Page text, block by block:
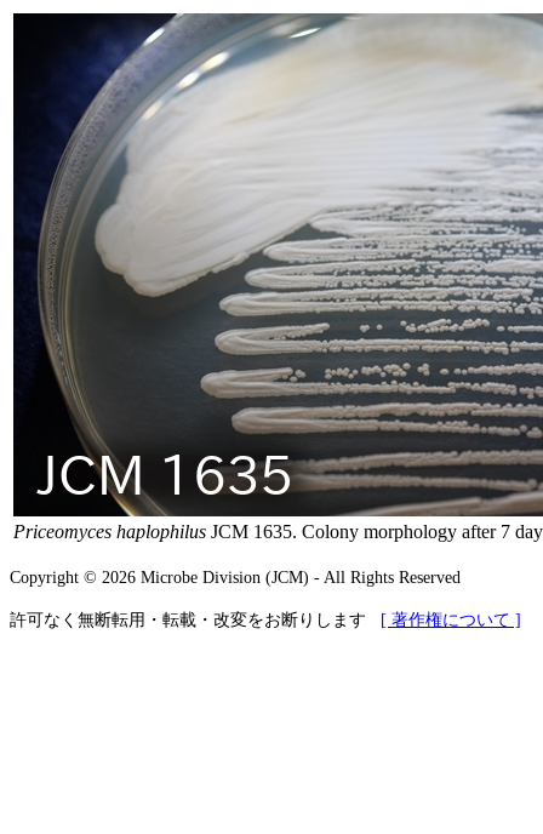
Priceomyces haplophilus JCM 1635. Colony morphology after 7
Copyright © 2026 Microbe Division (JCM) - All Rights Reserved
許可なく無断転用・転載・改変をお断りします [ 著作権について ]